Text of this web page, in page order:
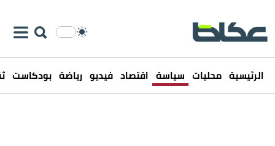
الرئيسية محليات سياسة اقتصاد فيديو رياضة بودكاست